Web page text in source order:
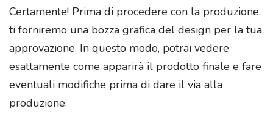
Certamente! Prima di procedere con la produzione,
ti forniremo una bozza grafica del design per la tua
approvazione. In questo modo, potrai vedere
esattamente come apparirà il prodotto finale e fare
eventuali modifiche prima di dare il via alla
produzione.